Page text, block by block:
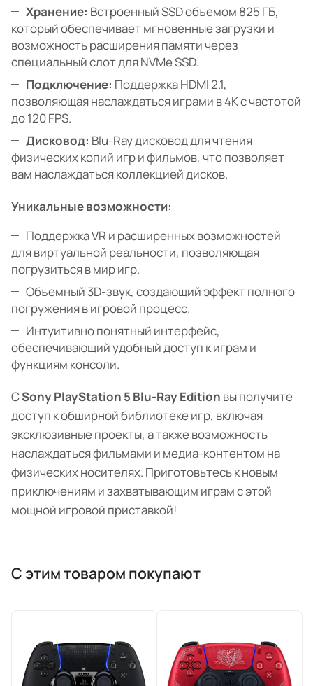
Хранение: Встроенный SSD объемом 825 ГБ,
который обеспечивает мгновенные загрузки и
возможность расширения памяти через
специальный слот для NVMe SSD.
Подключение: Поддержка HDMI 2.1,
позволяющая наслаждаться играми в 4K с частотой
до 120 FPS.
Дисковод: Blu-Ray дисковод для чтения
физических копий игр и фильмов, что позволяет
вам наслаждаться коллекцией дисков.
Уникальные возможности:
Поддержка VR и расширенных возможностей
для виртуальной реальности, позволяющая
погрузиться в мир игр.
Объемный 3D-звук, создающий эффект полного
погружения в игровой процесс.
Интуитивно понятный интерфейс,
обеспечивающий удобный доступ к играм и
функциям консоли.
СSony PlayStation 5 Blu-Ray Edition вы получите
доступ к обширной библиотеке игр, включая
эксклюзивные проекты, а также возможность
наслаждаться фильмами и медиа-контентом на
физических носителях. Приготовьтесь к новым
приключениям и захватывающим играм с этой
мощной игровой приставкой!
С этим товаром покупают